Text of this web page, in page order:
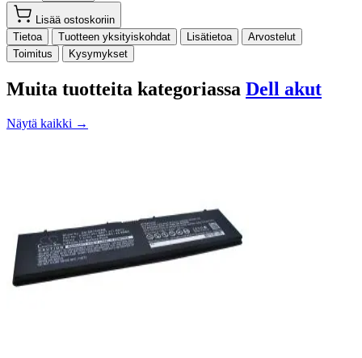
Lisää ostoskoriin
Tietoa
Tuotteen yksityiskohdat Lisätietoa
Arvostelut
Toimitus
Kysymykset
Muita tuotteita kategoriassa Dell akut
Näytä kaikki →